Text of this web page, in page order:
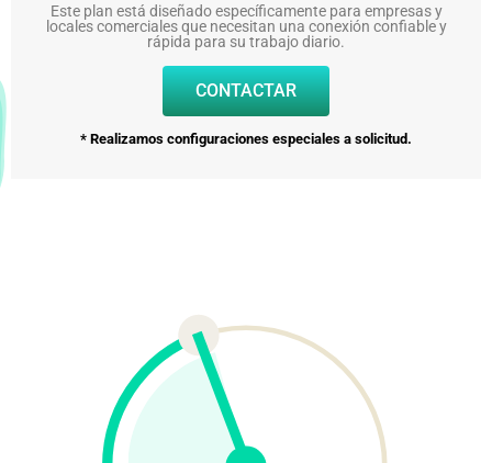
Este plan está diseñado específicamente para empresas y
locales comerciales que necesitan una conexión confiable y
rápida para su trabajo diario.
CONTACTAR
* Realizamos configuraciones especiales a solicitud.